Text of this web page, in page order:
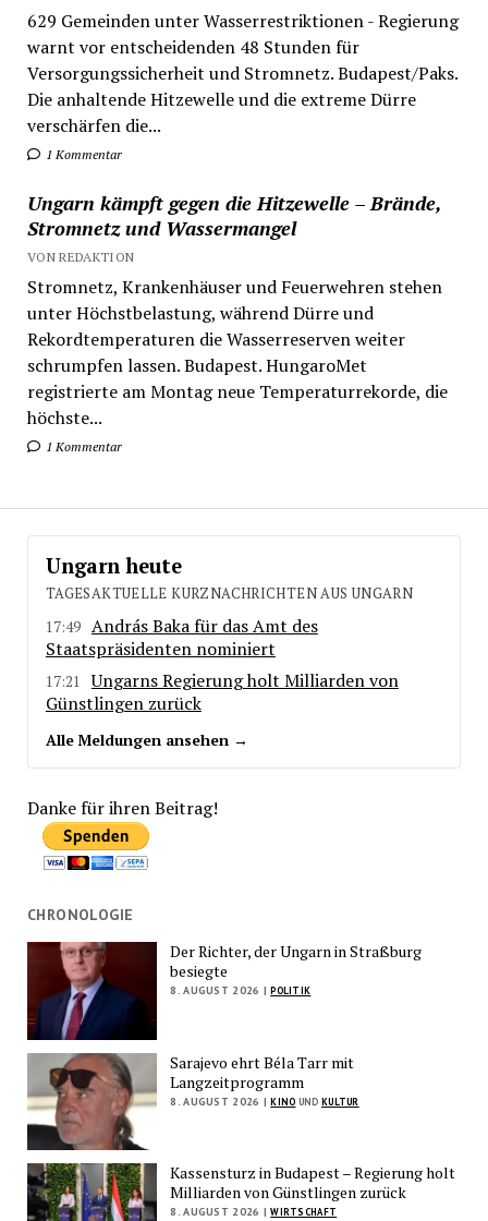
629 Gemeinden unter Wasserrestriktionen - Regierung
warnt vor entscheidenden 48 Stunden für
Versorgungssicherheit und Stromnetz. Budapest/Paks.
Die anhaltende Hitzewelle und die extreme Dürre
verschärfen die...
1 Kommentar
Ungarn kämpft gegen die Hitzewelle – Brände,
Stromnetz und Wassermangel
VON REDAKTION
Stromnetz, Krankenhäuser und Feuerwehren stehen
unter Höchstbelastung, während Dürre und
Rekordtemperaturen die Wasserreserven weiter
schrumpfen lassen. Budapest. HungaroMet
registrierte am Montag neue Temperaturrekorde, die
höchste...
1 Kommentar
Ungarn heute
TAGESAKTUELLE KURZNACHRICHTEN AUS UNGARN
17:49 András Baka für das Amt des
Staatspräsidenten nominiert
17:21
Ungarns Regierung holt Milliarden von
Günstlingen zurück
Alle Meldungen ansehen →
Danke für ihren Beitrag!
CHRONOLOGIE
Der Richter, der Ungarn in Straßburg
besiegte
8. AUGUST 2026 | POLITIK
Sarajevo ehrt Béla Tarr mit
Langzeitprogramm
8. AUGUST 2026 | KINO UND KULTUR
Kassensturz in Budapest – Regierung holt
Milliarden von Günstlingen zurück
8. AUGUST 2026 | WIRTSCHAFT